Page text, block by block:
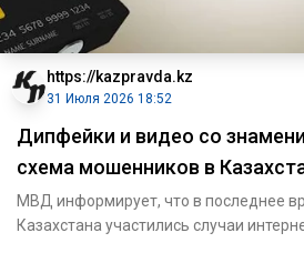
https://kazpravda.kz
31 Июля 2026 18:52
Дипфейки и видео со
схема мошенников в
МВД информирует, что в последнее
Казахстана участились случаи